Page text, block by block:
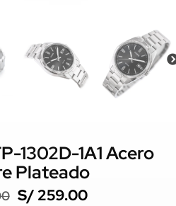
1302D-1A1 Acero
Plateado
S/ 259.00